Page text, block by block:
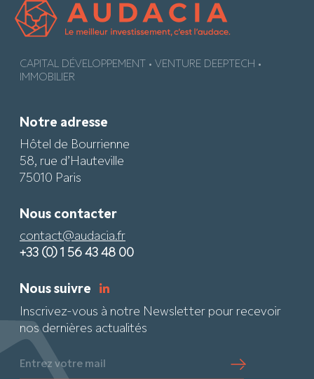
CAPITAL DÉVELOPPEMENT • VENTURE DEEPTECH •
IMMOBILIER
Notre adresse
Hôtel de Bourrienne
58, rue d’Hauteville
75010 Paris
Nous contacter
contact@audacia.fr
+33 (0) 1 56 43 48 00
Nous suivre
Inscrivez-vous à notre Newsletter pour recevoir
nos dernières actualités
Entrez votre mail